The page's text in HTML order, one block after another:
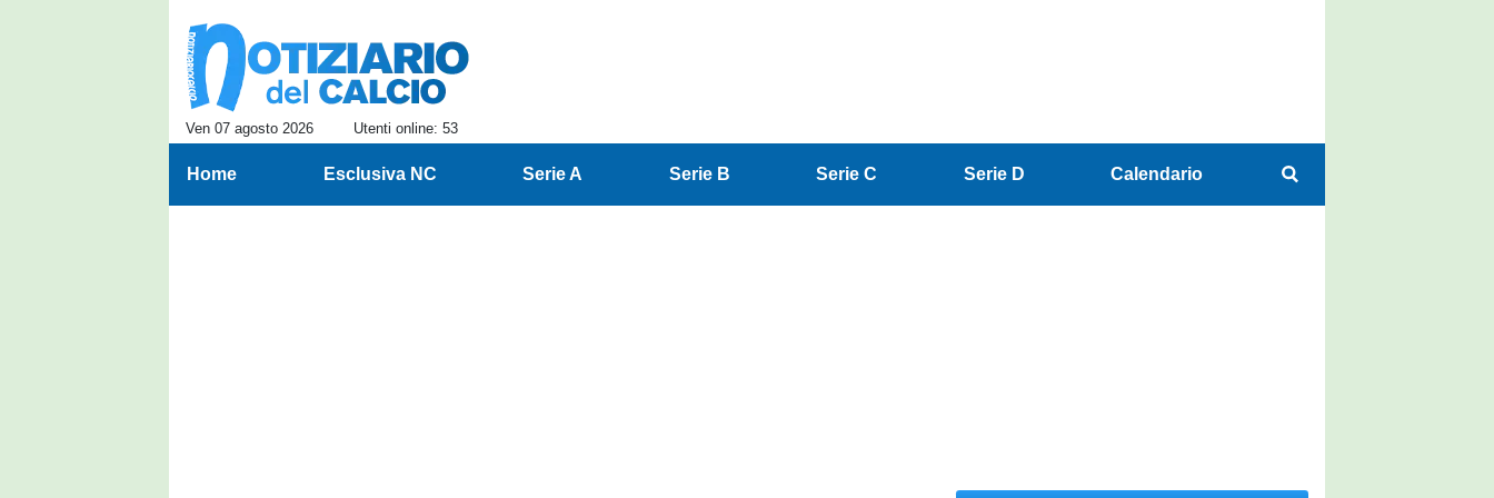
Ven 07 agosto 2026 Utenti online: 53
Home Esclusiva NC Serie A Serie B Serie C Serie D Calendario